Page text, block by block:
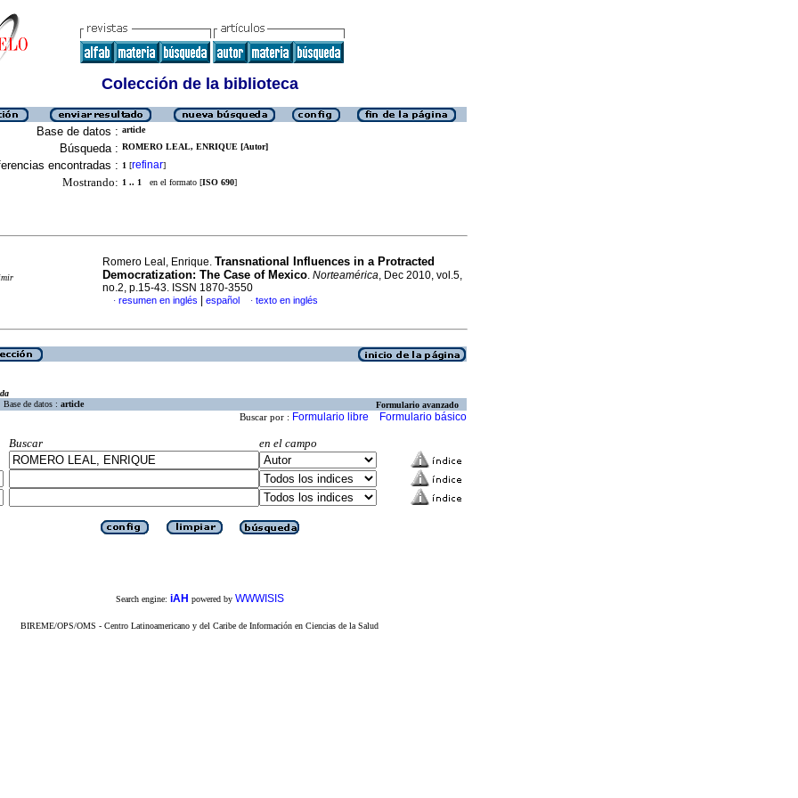
Colección de la biblioteca
Base de datos : article
Búsqueda : ROMERO LEAL, ENRIQUE [Autor]
encontradas : 1 [refinar]
Mostrando: 1 .. 1 en el formato [ISO 690]
Romero Leal, Enrique. Transnational Influences in a Protracted
Democratization: The Case of Mexico. Norteamérica, Dec 2010, vol.5,
no.2, p.15-43. ISSN 1870-3550
· resumen en inglés español · texto en inglés
Base de datos : article Formulario avanzado
Buscar por : Formulario libre Formulario básico
Buscar
en el campo
Search engine: iAH powered by WWWISIS
BIREME/OPS/OMS - Centro Latinoamericano y del Caribe de Información en Ciencias de la Salud